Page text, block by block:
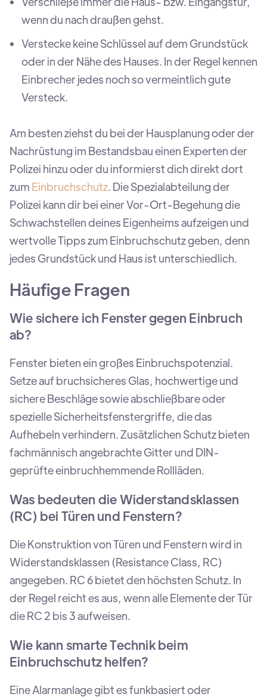
wenn du nach draußen gehst.
Verstecke keine Schlüssel auf dem Grundstück
oder in der Nähe des Hauses. In der Regel kennen
Einbrecher jedes noch so vermeintlich gute
Versteck.
Am besten ziehst du bei der Hausplanung oder der
Nachrüstung im Bestandsbau einen Experten der
Polizei hinzu oder du informierst dich direkt dort
zum Einbruchschutz. Die Spezialabteilung der
Polizei kann dir bei einer Vor-Ort-Begehung die
Schwachstellen deines Eigenheims aufzeigen und
wertvolle Tipps zum Einbruchschutz geben, denn
jedes Grundstück und Haus ist unterschiedlich.
Häufige Fragen
Wie sichere ich Fenster gegen Einbruch
ab?
Fenster bieten ein großes Einbruchspotenzial.
Setze auf bruchsicheres Glas, hochwertige und
sichere Beschläge sowie abschließbare oder
spezielle Sicherheitsfenstergriffe, die das
Aufhebeln verhindern. Zusätzlichen Schutz bieten
fachmännisch angebrachte Gitter und DIN-
geprüfte einbruchhemmende Rollläden.
Was bedeuten die Widerstandsklassen
(RC) bei Türen und Fenstern?
Die Konstruktion von Türen und Fenstern wird in
Widerstandsklassen (Resistance Class, RC)
angegeben. RC 6 bietet den höchsten Schutz. In
der Regel reicht es aus, wenn alle Elemente der Tür
die RC 2 bis 3 aufweisen.
Wie kann smarte Technik beim
Einbruchschutz helfen?
Eine Alarmanlage gibt es funkbasiert oder